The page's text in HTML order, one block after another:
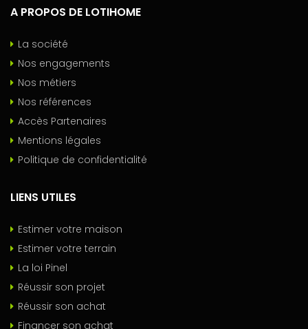
A PROPOS DE LOTIHOME
La société
Nos engagements
Nos métiers
Nos références
Accès Partenaires
Mentions légales
Politique de confidentialité
LIENS UTILES
Estimer votre maison
Estimer votre terrain
La loi Pinel
Réussir son projet
Réussir son achat
Financer son achat